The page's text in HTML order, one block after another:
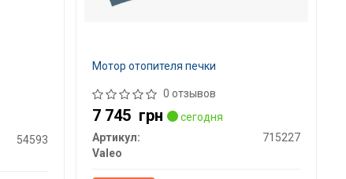
54593
Мотор отопителя печки
0 отзывов
7 745 грн
сегодня
Артикул:
715227
Valeo